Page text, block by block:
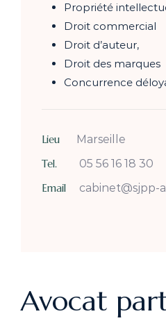
Propriété
Droit commercial
Droit d’auteur,
Droit des marques
Concurrence
Lieu
Marseille
Tel.
05 56 16 18 30
Email
cabinet@sjpp-
Avocat